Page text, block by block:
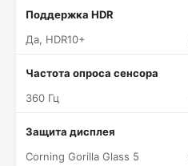
Поддержка HDR
Да, HDR10+
Частота опроса сенсора
360 Гц
Защита дисплея
Corning Gorilla Glass 5